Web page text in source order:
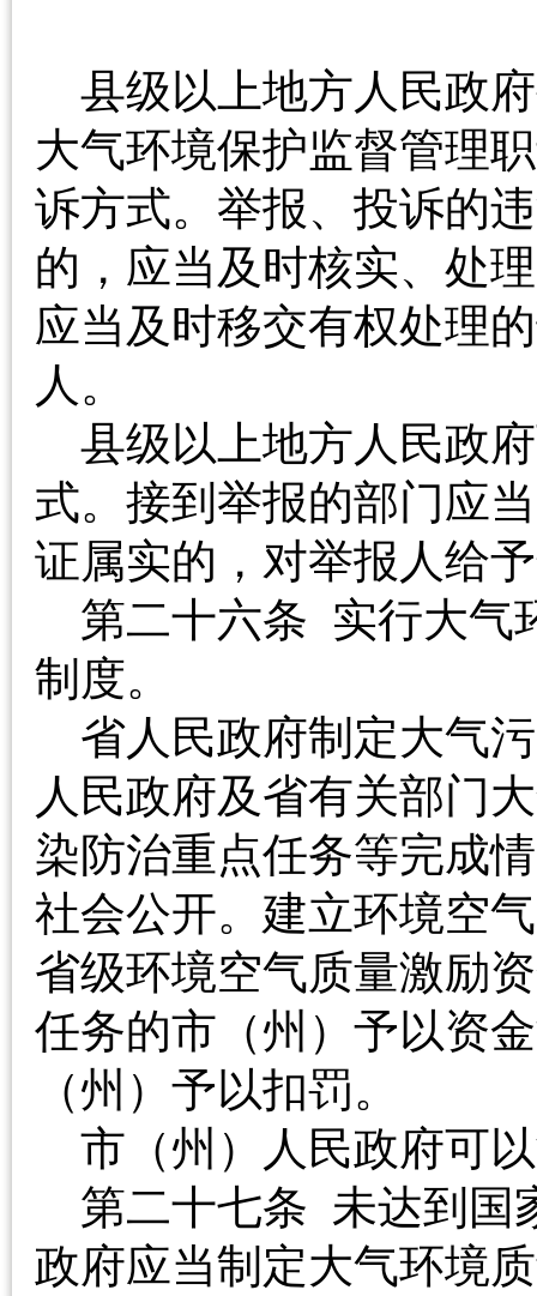
县级以上地方人民政
大气环境保护监督管理
诉方式。举报、投诉的
的，应当及时核实、处
应当及时移交有权处理
人。
县级以上地方人民政
式。接到举报的部门应
证属实的，对举报人
第二十六条 实行大气
制度。
省人民政府制定大气
人民政府及省有关部门
染防治重点任务等完成
社会公开。建立环境空
省级环境空气质量激励
任务的市（州）予以资
（州）予以扣罚。
市（州）人民政府
第二十七条 未达到国
政府应当制定大气环境